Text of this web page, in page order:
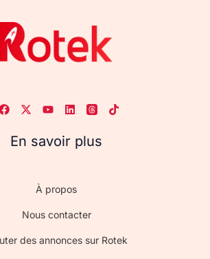
En savoir plus
À propos
Nous contacter
des annonces sur Rotek